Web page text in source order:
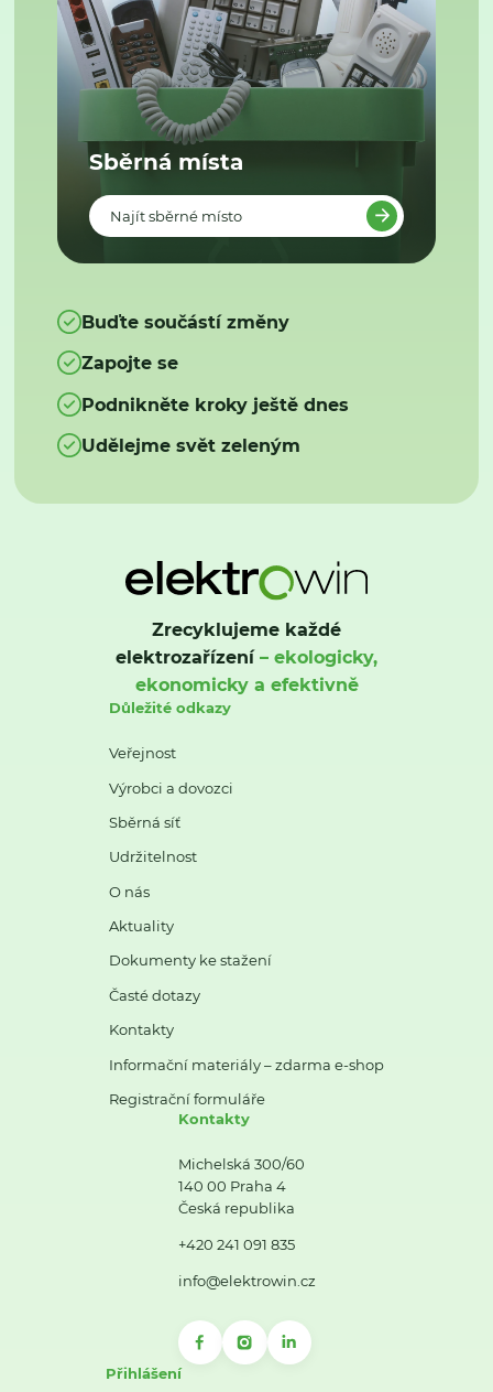
Sběrná místa
Najít sběrné místo
Buďte součástí změny
Zapojte se
Podnikněte kroky ještě dnes
Udělejme svět zeleným
Zrecyklujeme každé
elektrozařízení– ekologicky,
ekonomicky a efektivně
Důležité odkazy
Veřejnost
Výrobci a dovozci
Sběrná síť
Udržitelnost
O nás
Aktuality
Dokumenty ke stažení
Časté dotazy
Kontakty
Informační materiály – zdarma e-shop
Registrační formuláře
Kontakty
Michelská 300/60
140 00 Praha 4
Česká republika
+420 241 091 835
info@elektrowin.cz
Přihlášení